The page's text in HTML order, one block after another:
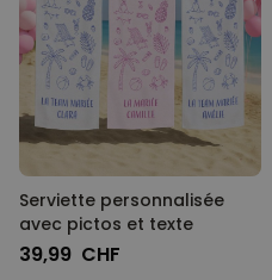
Serviette personnalisée
avec pictos et texte
39,99 CHF